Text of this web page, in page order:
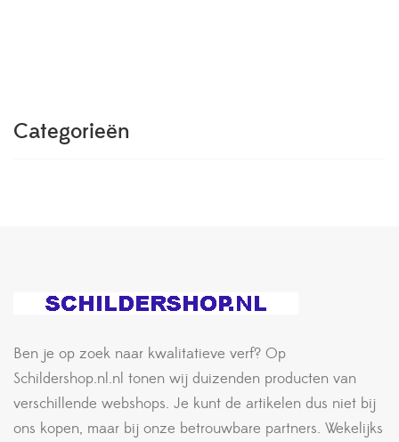
Categorieën
Ben je op zoek naar kwalitatieve verf? Op
Schildershop.nl.nl tonen wij duizenden producten van
verschillende webshops. Je kunt de artikelen dus niet bij
ons kopen, maar bij onze betrouwbare partners. Wekelijks